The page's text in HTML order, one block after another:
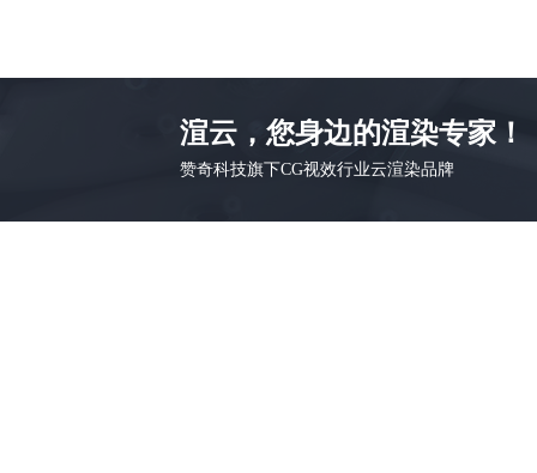
渲云，您身边的渲染专家！
赞奇科技旗下CG视效行业云渲染品牌